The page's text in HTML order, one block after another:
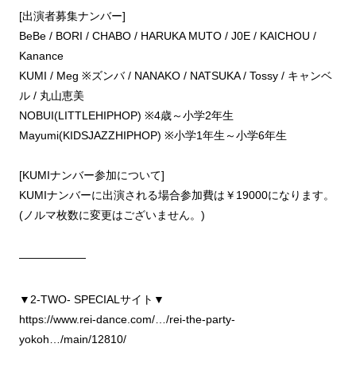
[出演者募集ナンバー]
BeBe / BORI / CHABO / HARUKA MUTO / J0E / KAICHOU /
Kanance
KUMI / Meg ※ズンバ / NANAKO / NATSUKA / Tossy / キャンベ
ル / 丸山恵美
NOBUI(LITTLEHIPHOP) ※4歳～小学2年生
Mayumi(KIDSJAZZHIPHOP) ※小学1年生～小学6年生
[KUMIナンバー参加について]
KUMIナンバーに出演される場合参加費は￥19000になります。
(ノルマ枚数に変更はございません。)
——————
▼2-TWO- SPECIALサイト▼
https://www.rei-dance.com/…/rei-the-party-
yokoh…/main/12810/